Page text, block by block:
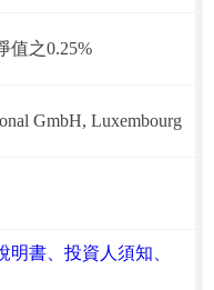
值之0.25%
GmbH, Luxembourg
明書、投資人須知、